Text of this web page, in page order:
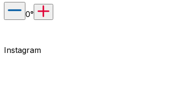
0°
Instagram